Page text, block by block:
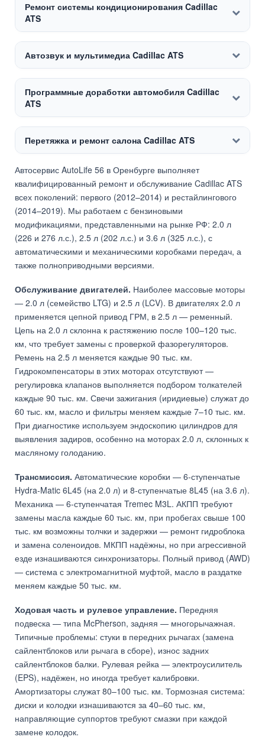
Ремонт системы кондиционирования Cadillac
ATS
Автозвук и мультимедиа Cadillac ATS
Программные доработки автомобиля Cadillac
ATS
Перетяжка и ремонт салона Cadillac ATS
Автосервис AutoLife 56 в Оренбурге выполняет
квалифицированный ремонт и обслуживание Cadillac ATS
всех поколений: первого (2012–2014) и рестайлингового
(2014–2019). Мы работаем с бензиновыми
модификациями, представленными на рынке РФ: 2.0 л
(226 и 276 л.с.), 2.5 л (202 л.с.) и 3.6 л (325 л.с.), с
автоматическими и механическими коробками передач, а
также полноприводными версиями.
Обслуживание двигателей. Наиболее массовые моторы
— 2.0 л (семейство LTG) и 2.5 л (LCV). В двигателях 2.0 л
применяется цепной привод ГРМ, в 2.5 л — ременный.
Цепь на 2.0 л склонна к растяжению после 100–120 тыс.
км, что требует замены с проверкой фазорегуляторов.
Ремень на 2.5 л меняется каждые 90 тыс. км.
Гидрокомпенсаторы в этих моторах отсутствуют —
регулировка клапанов выполняется подбором толкателей
каждые 90 тыс. км. Свечи зажигания (иридиевые) служат до
60 тыс. км, масло и фильтры меняем каждые 7–10 тыс. км.
При диагностике используем эндоскопию цилиндров для
выявления задиров, особенно на моторах 2.0 л, склонных к
масляному голоданию.
Трансмиссия. Автоматические коробки — 6-ступенчатые
Hydra-Matic 6L45 (на 2.0 л) и 8-ступенчатые 8L45 (на 3.6 л).
Механика — 6-ступенчатая Tremec M3L. АКПП требуют
замены масла каждые 60 тыс. км, при пробегах свыше 100
тыс. км возможны толчки и задержки — ремонт гидроблока
и замена соленоидов. МКПП надёжны, но при агрессивной
езде изнашиваются синхронизаторы. Полный привод (AWD)
— система с электромагнитной муфтой, масло в раздатке
меняем каждые 50 тыс. км.
Ходовая часть и рулевое управление. Передняя
подвеска — типа McPherson, задняя — многорычажная.
Типичные проблемы: стуки в передних рычагах (замена
сайлентблоков или рычага в сборе), износ задних
сайлентблоков балки. Рулевая рейка — электроусилитель
(EPS), надёжен, но иногда требует калибровки.
Амортизаторы служат 80–100 тыс. км. Тормозная система:
диски и колодки изнашиваются за 40–60 тыс. км,
направляющие суппортов требуют смазки при каждой
замене колодок.